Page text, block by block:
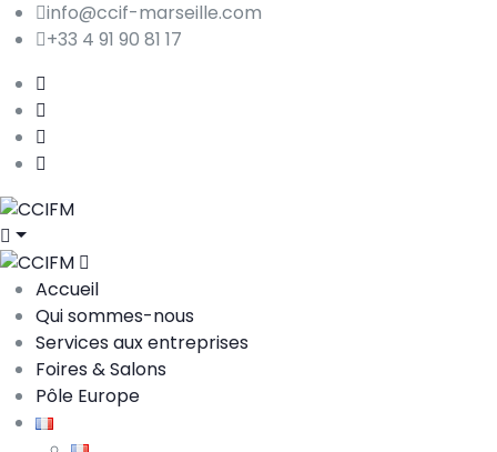
info@ccif-marseille.com
+33 4 91 90 81 17
Accueil
Qui sommes-nous
Services aux entreprises
Foires & Salons
Pôle Europe